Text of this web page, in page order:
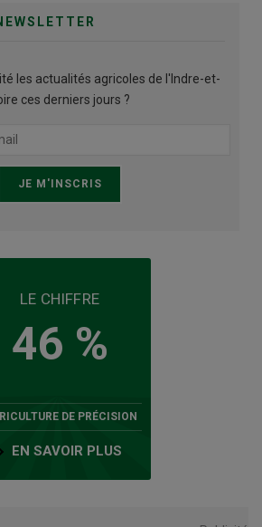
les actualités agricoles de l'Indre-et-
ces derniers jours ?
LE CHIFFRE
46 %
DE PRÉCISION
EN SAVOIR PLUS